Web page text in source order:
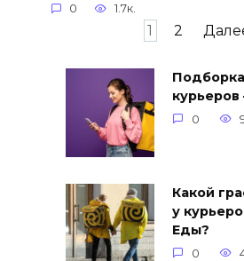
0 1.7к.
1 2
0
Какой
у
Еды?
0